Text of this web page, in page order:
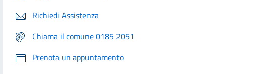
Richiedi Assistenza
Chiama il comune 0185 2051
Prenota un appuntamento